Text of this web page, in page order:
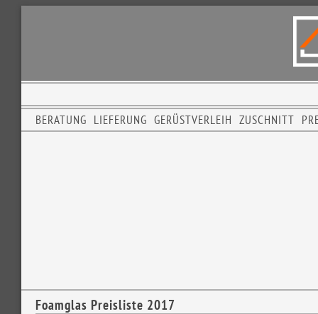
ZUSCHNITT
GERÜSTVERLEIH
LIEFERUNG
BERATUNG
Foamglas Preisliste 2017